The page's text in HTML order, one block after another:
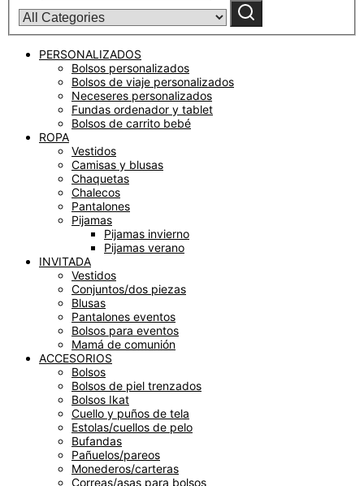
category:
Buscar
PERSONALIZADOS
Bolsos personalizados
Bolsos de viaje personalizados
Neceseres personalizados
Fundas ordenador y tablet
Bolsos de carrito bebé
ROPA
Vestidos
Camisas y blusas
Chaquetas
Chalecos
Pantalones
Pijamas
Pijamas invierno
Pijamas verano
INVITADA
Vestidos
Conjuntos/dos piezas
Blusas
Pantalones eventos
Bolsos para eventos
Mamá de comunión
ACCESORIOS
Bolsos
Bolsos de piel trenzados
Bolsos Ikat
Cuello y puños de tela
Estolas/cuellos de pelo
Bufandas
Pañuelos/pareos
Monederos/carteras
Correas/asas para bolsos